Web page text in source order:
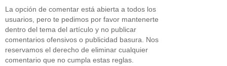
La opción de comentar está abierta a todos los
usuarios, pero te pedimos por favor mantenerte
dentro del tema del artículo y no publicar
comentarios ofensivos o publicidad basura. Nos
reservamos el derecho de eliminar cualquier
comentario que no cumpla estas reglas.